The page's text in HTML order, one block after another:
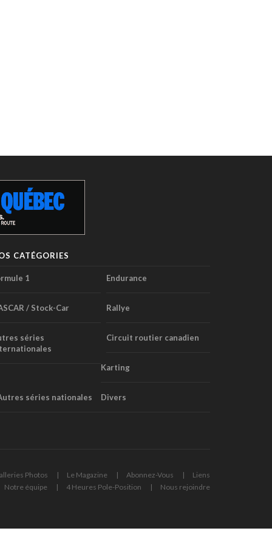
CATÉGORIES
1 Endurance
/ Stock-Car Rallye
séries
Circuit routier canadien
Karting
séries nationales Divers
Photos Le Magazine Abonnez-Vous
Liens
Notre équipe 4 Heures Pole-Position Nous rejoindre